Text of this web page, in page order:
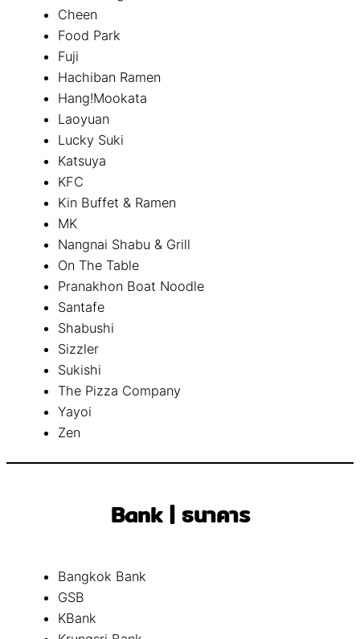
Cheen
Food Park
Fuji
Hachiban Ramen
Hang!Mookata
Laoyuan
Lucky Suki
Katsuya
KFC
Kin Buffet & Ramen
MK
Nangnai Shabu & Grill
On The Table
Pranakhon Boat Noodle
Santafe
Shabushi
Sizzler
Sukishi
The Pizza Company
Yayoi
Zen
Bank | ธนาคาร
Bangkok Bank
GSB
KBank